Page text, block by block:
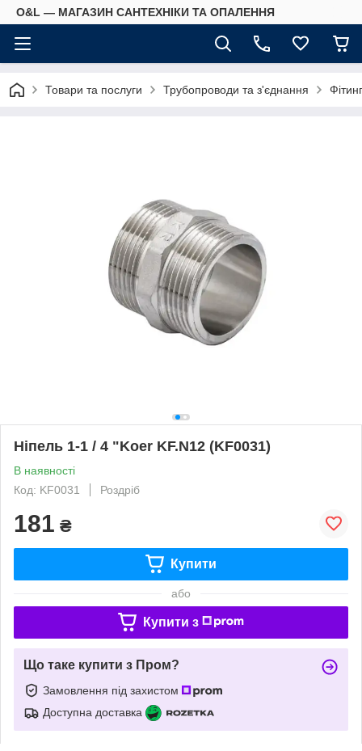
O&L — МАГАЗИН САНТЕХНІКИ ТА ОПАЛЕННЯ
Товари та послуги Трубопроводи та з'єднання
Ніпель 1-1 / 4 "Koer KF.N12 (KF0031)
В наявності
Код: KF0031
Роздріб
181 ₴
Купити
або
Купити з
Що таке купити з Пром?
Замовлення під захистом
Доступна доставка